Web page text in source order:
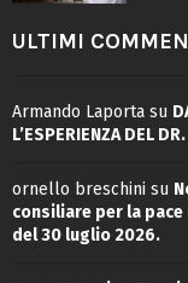
ULTIMI
Armando Laporta su
L’ESPERIENZA DEL
ornello breschini su
consiliare per la
del 30 luglio 2026.